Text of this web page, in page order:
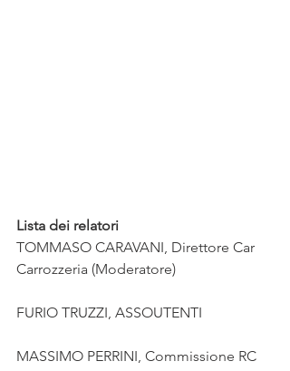
Lista dei relatori
TOMMASO CARAVANI, Direttore Car
Carrozzeria (Moderatore)
FURIO TRUZZI, ASSOUTENTI
MASSIMO PERRINI, Commissione RC